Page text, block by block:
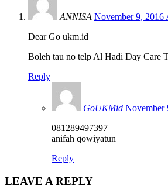
ANNISA November 9, 2016
Dear Go ukm.id
Boleh tau no telp Al Hadi Day Care
Reply
GoUKMid November
081289497397
anifah qowiyatun
Reply
LEAVE A REPLY